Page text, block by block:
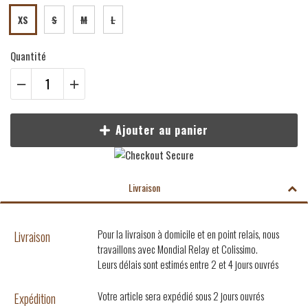
XS S M L
Quantité
Ajouter au panier
Livraison
Livraison
Pour la livraison à domicile et en point relais, nous
travaillons avec Mondial Relay et Colissimo.
Leurs délais sont estimés entre 2 et 4 jours ouvrés
Expédition Votre article sera expédié sous 2 jours ouvrés